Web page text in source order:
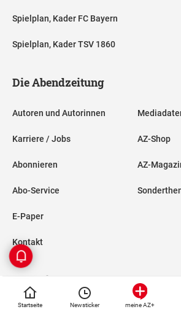
Startseite Newsticker meine AZ+
Spielplan, Kader FC Bayern
Spielplan, Kader TSV 1860
Die Abendzeitung
Autoren und Autorinnen
Karriere / Jobs
Abonnieren
Abo-Service
E-Paper
Kontakt
AZ-Shop
AZ-
Rechtliches